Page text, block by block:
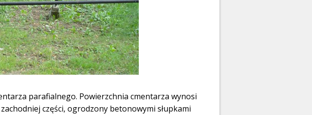
parafialnego. Powierzchnia cmentarza wynosi
części, ogrodzony betonowymi słupkami